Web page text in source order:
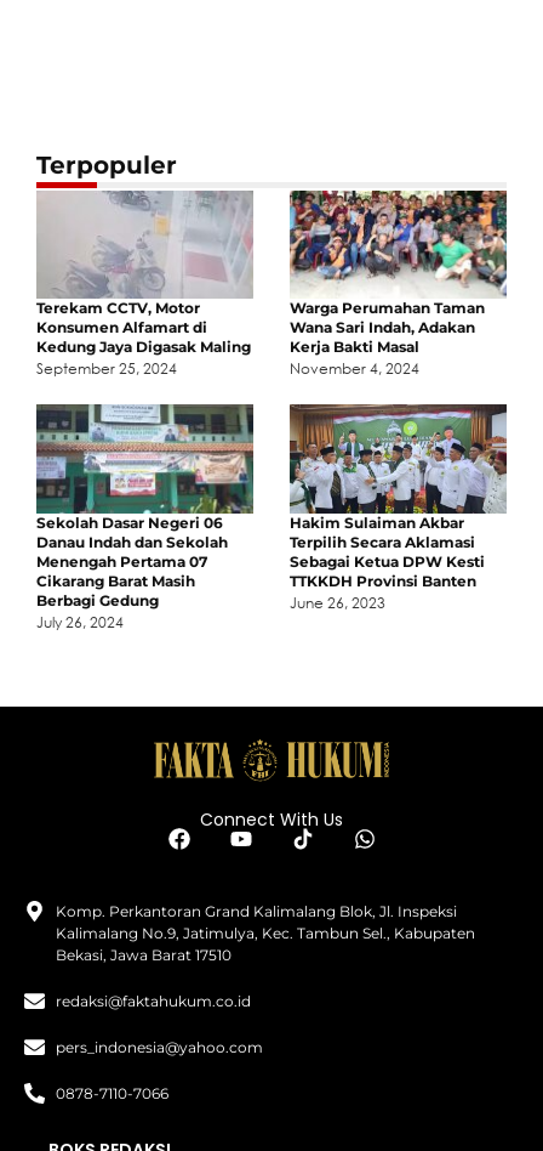
Terpopuler
Terekam CCTV, Motor
Konsumen Alfamart di
Kedung Jaya Digasak Maling
September 25, 2024
Warga Perumahan Taman
Wana Sari Indah, Adakan
Kerja Bakti Masal
November 4, 2024
Sekolah Dasar Negeri 06
Danau Indah dan Sekolah
Menengah Pertama 07
Cikarang Barat Masih
Berbagi Gedung
July 26, 2024
Hakim Sulaiman Akbar
Terpilih Secara Aklamasi
Sebagai Ketua DPW Kesti
TTKKDH Provinsi Banten
June 26, 2023
Connect With Us
Komp. Perkantoran Grand Kalimalang Blok, Jl. Inspeksi
Kalimalang No.9, Jatimulya, Kec. Tambun Sel., Kabupaten
Bekasi, Jawa Barat 17510
redaksi@faktahukum.co.id
pers_indonesia@yahoo.com
0878-7110-7066